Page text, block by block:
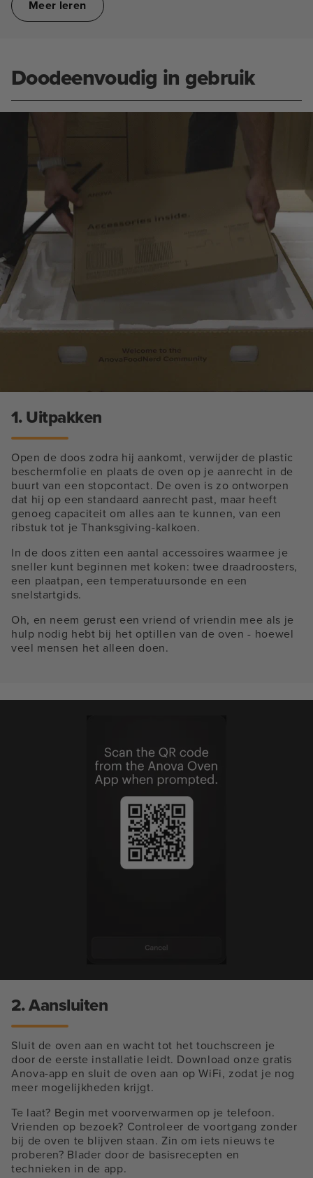
Meer leren
Doodeenvoudig in gebruik
1. Uitpakken
Open de doos zodra hij aankomt, verwijder de plastic
beschermfolie en plaats de oven op je aanrecht in de
buurt van een stopcontact. De oven is zo ontworpen
dat hij op een standaard aanrecht past, maar heeft
genoeg capaciteit om alles aan te kunnen, van een
ribstuk tot je Thanksgiving-kalkoen.
In de doos zitten een aantal accessoires waarmee je
sneller kunt beginnen met koken: twee draadroosters,
een plaatpan, een temperatuursonde en een
snelstartgids.
Oh, en neem gerust een vriend of vriendin mee als je
hulp nodig hebt bij het optillen van de oven - hoewel
veel mensen het alleen doen.
2. Aansluiten
Sluit de oven aan en wacht tot het touchscreen je
door de eerste installatie leidt. Download onze gratis
Anova-app en sluit de oven aan op WiFi, zodat je nog
meer mogelijkheden krijgt.
Te laat? Begin met voorverwarmen op je telefoon.
Vrienden op bezoek? Controleer de voortgang zonder
bij de oven te blijven staan. Zin om iets nieuws te
proberen? Blader door de basisrecepten en
technieken in de app.